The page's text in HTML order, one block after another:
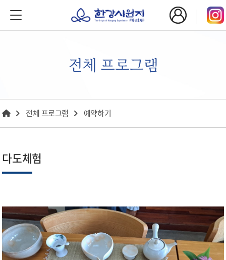
전체 프로그램
전체 프로그램 예약하기
다도체험